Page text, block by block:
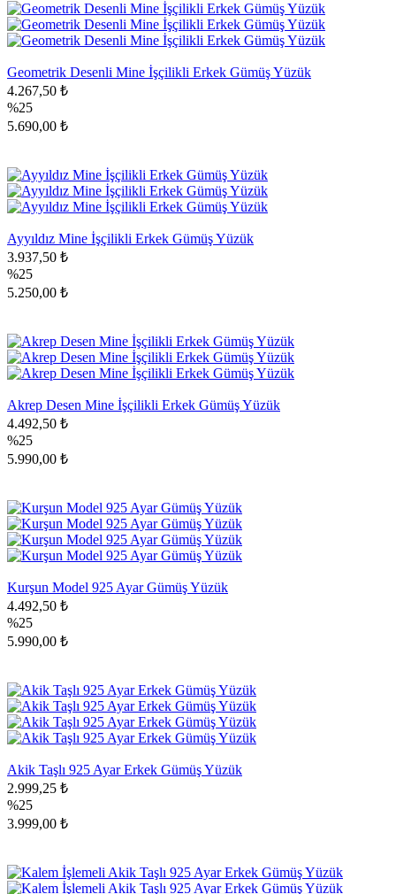
Geometrik Desenli Mine İşçilikli Erkek Gümüş Yüzük
4.267,50 ₺
%25
5.690,00 ₺
Ayyıldız Mine İşçilikli Erkek Gümüş Yüzük
3.937,50 ₺
%25
5.250,00 ₺
Akrep Desen Mine İşçilikli Erkek Gümüş Yüzük
4.492,50 ₺
%25
5.990,00 ₺
Kurşun Model 925 Ayar Gümüş Yüzük
4.492,50 ₺
%25
5.990,00 ₺
Akik Taşlı 925 Ayar Erkek Gümüş Yüzük
2.999,25 ₺
%25
3.999,00 ₺